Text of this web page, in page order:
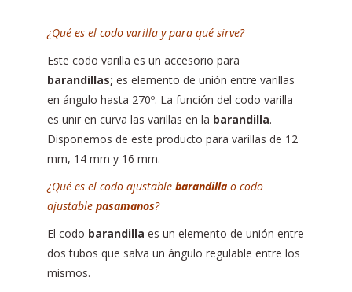
¿Qué es el codo varilla y para qué sirve?
Este codo varilla es un accesorio para
barandillas; es elemento de unión entre varillas
en ángulo hasta 270º. La función del codo varilla
es unir en curva las varillas en la barandilla.
Disponemos de este producto para varillas de 12
mm, 14 mm y 16 mm.
¿Qué es el codo ajustable barandilla o codo
ajustable pasamanos?
El codo barandilla es un elemento de unión entre
dos tubos que salva un ángulo regulable entre los
mismos.